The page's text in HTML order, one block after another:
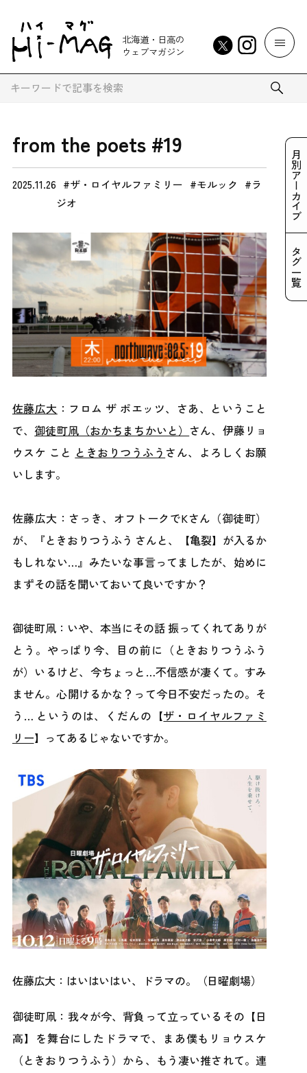
北海道・日高の
ウェブマガジン
from the poets #19
2025.11.26 ザ・ロイヤルファミリー モルック
ラ
ジオ
佐藤広大 ：フロム ザ ポエッツ、さあ、ということ
で、 御徒町凧（おかちまちかいと） さん、伊藤リョ
ウスケ こと ときおりつうふう さん、よろしくお願
いします。
佐藤広大：さっき、オフトークでKさん（御徒町）
が、『ときおりつうふう さんと、【亀裂】が入るか
もしれない…』みたいな事言ってましたが、始めに
まずその話を聞いておいて良いですか？
御徒町凧：いや、本当にその話 振ってくれてありが
とう。やっぱり今、目の前に（ときおりつうふう
が）いるけど、今ちょっと…不信感が凄くて。すみ
ません。心開けるかな？って今日不安だったの。そ
う… というのは、くだんの【ザ・ロイヤルファミ
リー】ってあるじゃないですか。
佐藤広大：はいはいはい、ドラマの。（日曜劇場）
御徒町凧：我々が今、背負って立っているその【日
高】を舞台にしたドラマで、まあ僕もリョウスケ
（ときおりつうふう）から、もう凄い推されて。連
月別アーカイブ
タグ一覧